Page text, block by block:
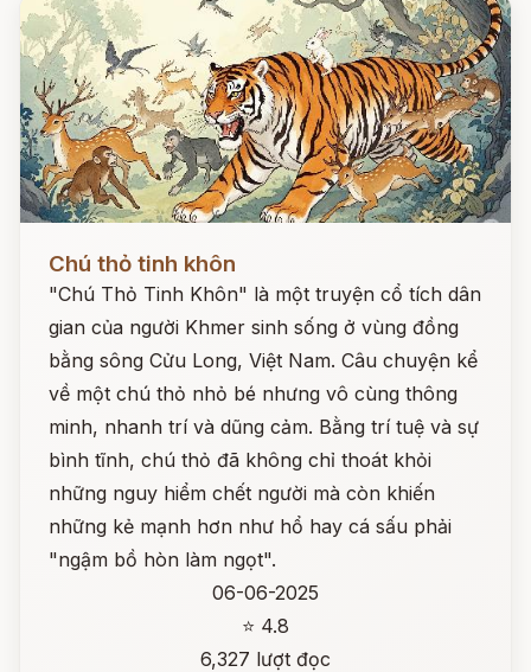
Chú thỏ tinh khôn
"Chú Thỏ Tinh Khôn" là một truyện cổ tích dân
gian của người Khmer sinh sống ở vùng đồng
bằng sông Cửu Long, Việt Nam. Câu chuyện kể
về một chú thỏ nhỏ bé nhưng vô cùng thông
minh, nhanh trí và dũng cảm. Bằng trí tuệ và sự
bình tĩnh, chú thỏ đã không chỉ thoát khỏi
những nguy hiểm chết người mà còn khiến
những kẻ mạnh hơn như hổ hay cá sấu phải
"ngậm bồ hòn làm ngọt".
06-06-2025
⭐ 4.8
6,327 lượt đọc